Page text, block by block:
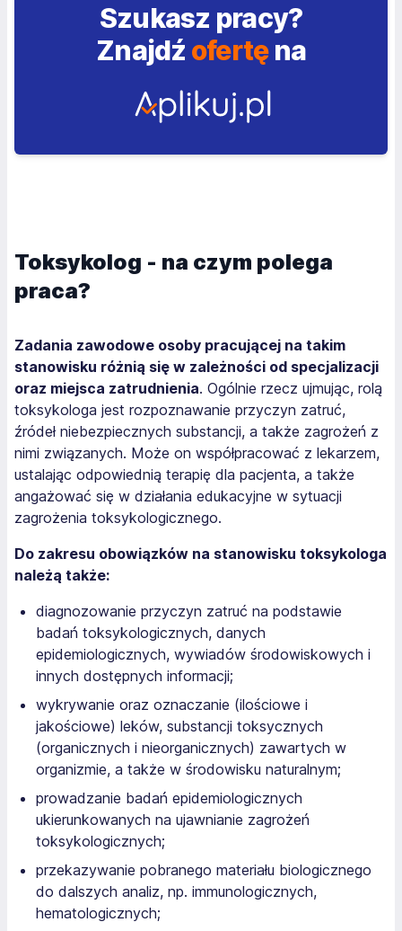
Szukasz pracy?
Znajdź ofertęna
Toksykolog - na czym polega
praca?
Zadania zawodowe osoby pracującej na takim
stanowisku różnią się w zależności od specjalizacji
oraz miejsca zatrudnienia. Ogólnie rzecz ujmując, rolą
toksykologa jest rozpoznawanie przyczyn zatruć,
źródeł niebezpiecznych substancji, a także zagrożeń z
nimi związanych. Może on współpracować z lekarzem,
ustalając odpowiednią terapię dla pacjenta, a także
angażować się w działania edukacyjne w sytuacji
zagrożenia toksykologicznego.
Do zakresu obowiązków na stanowisku toksykologa
należą także:
diagnozowanie przyczyn zatruć na podstawie
badań toksykologicznych, danych
epidemiologicznych, wywiadów środowiskowych i
innych dostępnych informacji;
wykrywanie oraz oznaczanie (ilościowe i
jakościowe) leków, substancji toksycznych
(organicznych i nieorganicznych) zawartych w
organizmie, a także w środowisku naturalnym;
prowadzanie badań epidemiologicznych
ukierunkowanych na ujawnianie zagrożeń
toksykologicznych;
przekazywanie pobranego materiału biologicznego
do dalszych analiz, np. immunologicznych,
hematologicznych;